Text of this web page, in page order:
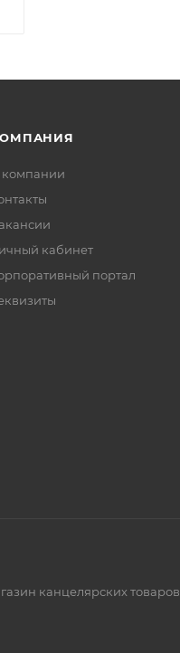
кабинет
портал
канцелярских товаров